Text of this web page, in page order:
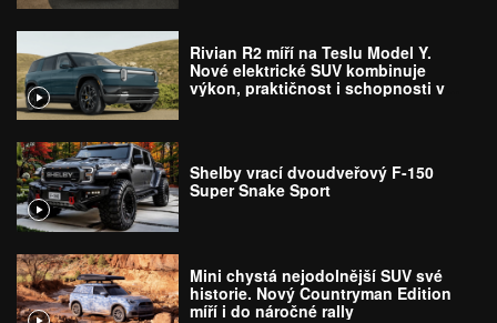
Rivian R2 míří na Teslu Model Y.
Nové elektrické SUV kombinuje
výkon, praktičnost i schopnosti v
Shelby vrací dvoudveřový F-150
Super Snake Sport
Mini chystá nejodolnější SUV své
historie. Nový Countryman Edition
míří i do náročné rally